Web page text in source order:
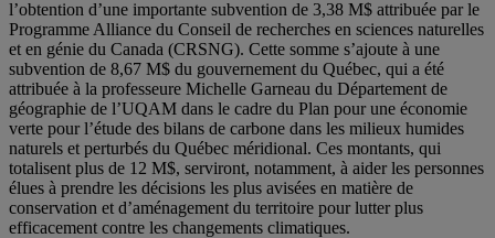
l’obtention d’une importante subvention de 3,38 M$ attribuée par le
Programme Alliance du Conseil de recherches en sciences naturelles
et en génie du Canada (CRSNG). Cette somme s’ajoute à une
subvention de 8,67 M$ du gouvernement du Québec, qui a été
attribuée à la professeure Michelle Garneau du Département de
géographie de l’UQAM dans le cadre du Plan pour une économie
verte pour l’étude des bilans de carbone dans les milieux humides
naturels et perturbés du Québec méridional. Ces montants, qui
totalisent plus de 12 M$, serviront, notamment, à aider les personnes
élues à prendre les décisions les plus avisées en matière de
conservation et d’aménagement du territoire pour lutter plus
efficacement contre les changements climatiques.